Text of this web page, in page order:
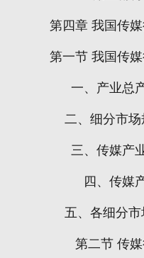
第四章 我国传
第一节 我国传
一、产业总
二、细分市
三、传媒产
四、传媒
五、各细分
第二节 传